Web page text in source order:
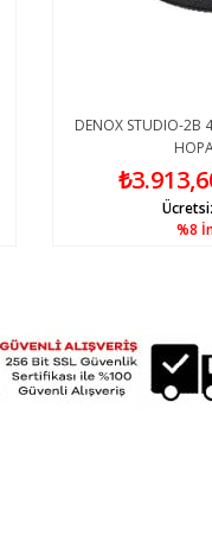
DENOX STUDIO-2B
%8